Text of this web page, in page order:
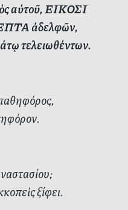
αὐτοῦ, ΕΙΚΟΣΙ
ἀδελφῶν,
τελειωθέντων.
ξίφει.